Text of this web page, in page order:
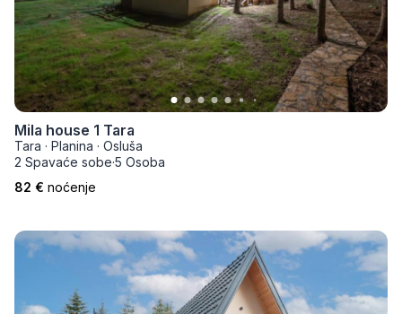
Mila house 1 Tara
Tara · Planina · Osluša
2 Spavaće sobe·5 Osoba
82 € noćenje